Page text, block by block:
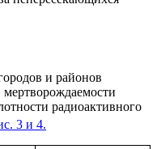
и районов
радиоактивного
3 и 4.